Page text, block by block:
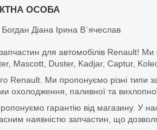
Діана Ірина В`ячеслав
для автомобілів Renault!
Mascott, Duster, Kadjar, Captur,
Renault. Ми пропонуємо різні типи
паливної та
гарантію від магазину.
наявністю запчастин, що